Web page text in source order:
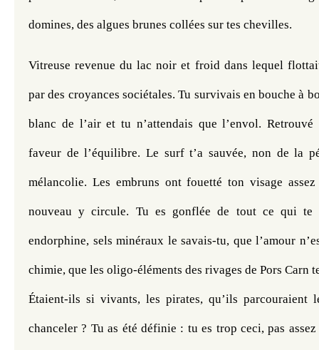
domines, des algues brunes collées sur tes chevilles.
Vitreuse revenue du lac noir et froid dans lequel
par des croyances sociétales. Tu survivais en bouche à
blanc de l’air et tu n’attendais que l’envol.
faveur de l’équilibre. Le surf t’a sauvée, non de la
mélancolie. Les embruns ont fouetté ton visage
nouveau y circule. Tu es gonflée de tout ce qui te
endorphine, sels minéraux le savais-tu, que l’amour
chimie, que les oligo-éléments des rivages de Pors Carn
Étaient-ils si vivants, les pirates, qu’ils parcouraient
chanceler ? Tu as été définie : tu es trop ceci, pas